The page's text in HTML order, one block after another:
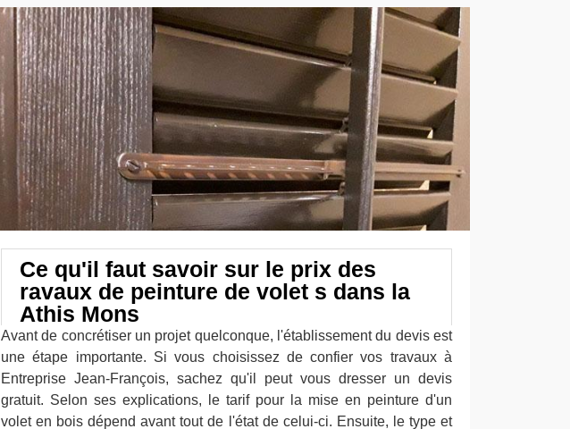
Ce qu'il faut savoir sur le prix des
ravaux de peinture de volet s dans la
Athis Mons
Avant de concrétiser un projet quelconque, l'établissement du devis est
une étape importante. Si vous choisissez de confier vos travaux à
Entreprise Jean-François, sachez qu'il peut vous dresser un devis
gratuit. Selon ses explications, le tarif pour la mise en peinture d'un
volet en bois dépend avant tout de l'état de celui-ci. Ensuite, le type et